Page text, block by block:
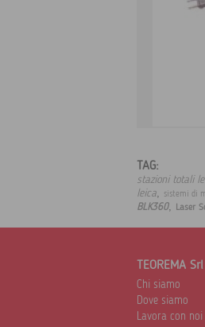
TAG:
stazioni totali
leica, sistemi di
BLK360, Laser
TEOREMA Srl
Chi siamo
Dove siamo
Lavora con noi